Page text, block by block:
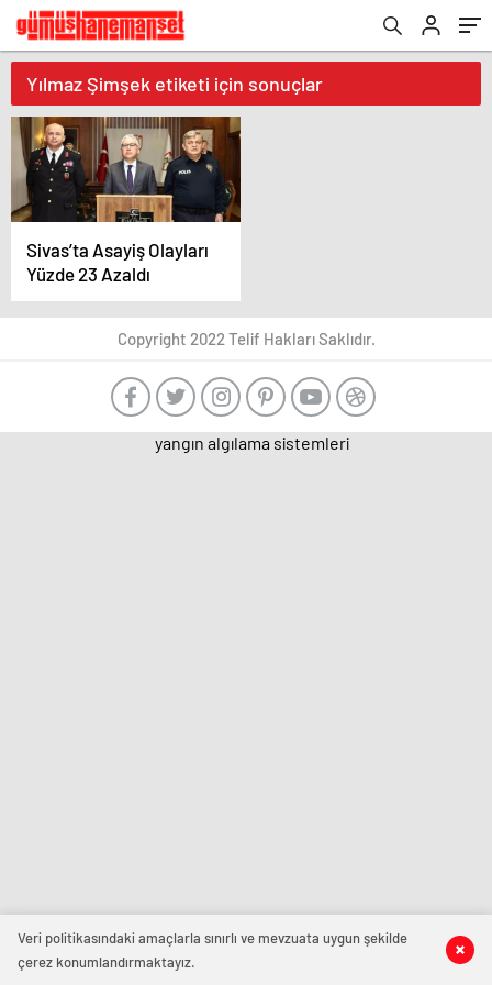
Yılmaz Şimşek etiketi için sonuçlar
Sivas’ta Asayiş Olayları
Yüzde 23 Azaldı
Copyright 2022 Telif Hakları Saklıdır.
Veri politikasındaki amaçlarla sınırlı ve mevzuata uygun şekilde
çerez konumlandırmaktayız.
yangın algılama sistemleri